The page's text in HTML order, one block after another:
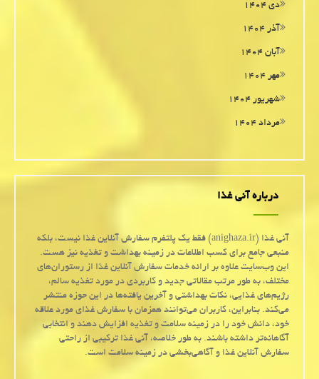
دی ۱۴۰۴
آذر ۱۴۰۴
آبان ۱۴۰۴
مهر ۱۴۰۴
شهریور ۱۴۰۴
مرداد ۱۴۰۴
درباره آنی غذا
آنی غذا (anighaza.ir) فقط یک پلتفرم سفارش آنلاین غذا نیست، بلکه
منبعی جامع برای کسب اطلاعات در زمینه بهداشت و تغذیه نیز هست.
این وب‌سایت علاوه بر ارائه خدمات سفارش آنلاین غذا از رستوران‌های
مختلف، به طور مرتب مقالاتی جدید و کاربردی در مورد تغذیه سالم،
رژیم‌های غذایی، نکات بهداشتی و آخرین یافته‌ها در این حوزه منتشر
می‌کند. بنابراین، کاربران می‌توانند همزمان با سفارش غذای مورد علاقه
خود، دانش خود را در زمینه سلامت و تغذیه افزایش دهند و انتخابی
آگاهانه‌تر داشته باشند. به طور خلاصه، آنی غذا ترکیبی از راحتی
سفارش آنلاین غذا و آگاهی‌بخشی در زمینه سلامت است.